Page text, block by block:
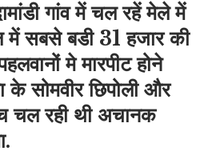
गांव में चल रहें मेले में
में सबसे बडी 31 हजार की
मे मारपीट होने
के सोमवीर छिपोली और
चल रही थी अचानक